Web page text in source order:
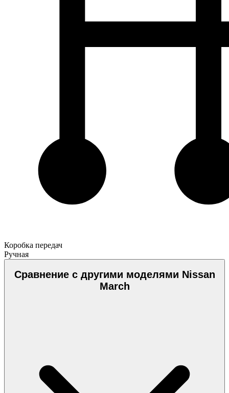
Коробка передач
Ручная
Сравнение с другими моделями Nissan
March